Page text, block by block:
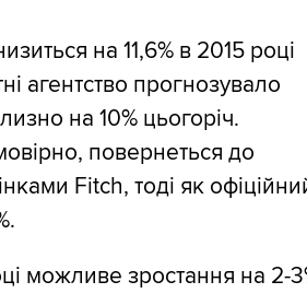
на 11,6% в 2015 році
агентство прогнозувало
на 10% цьогоріч.
повернеться до
Fitch, тоді як
можливе зростання на 2-